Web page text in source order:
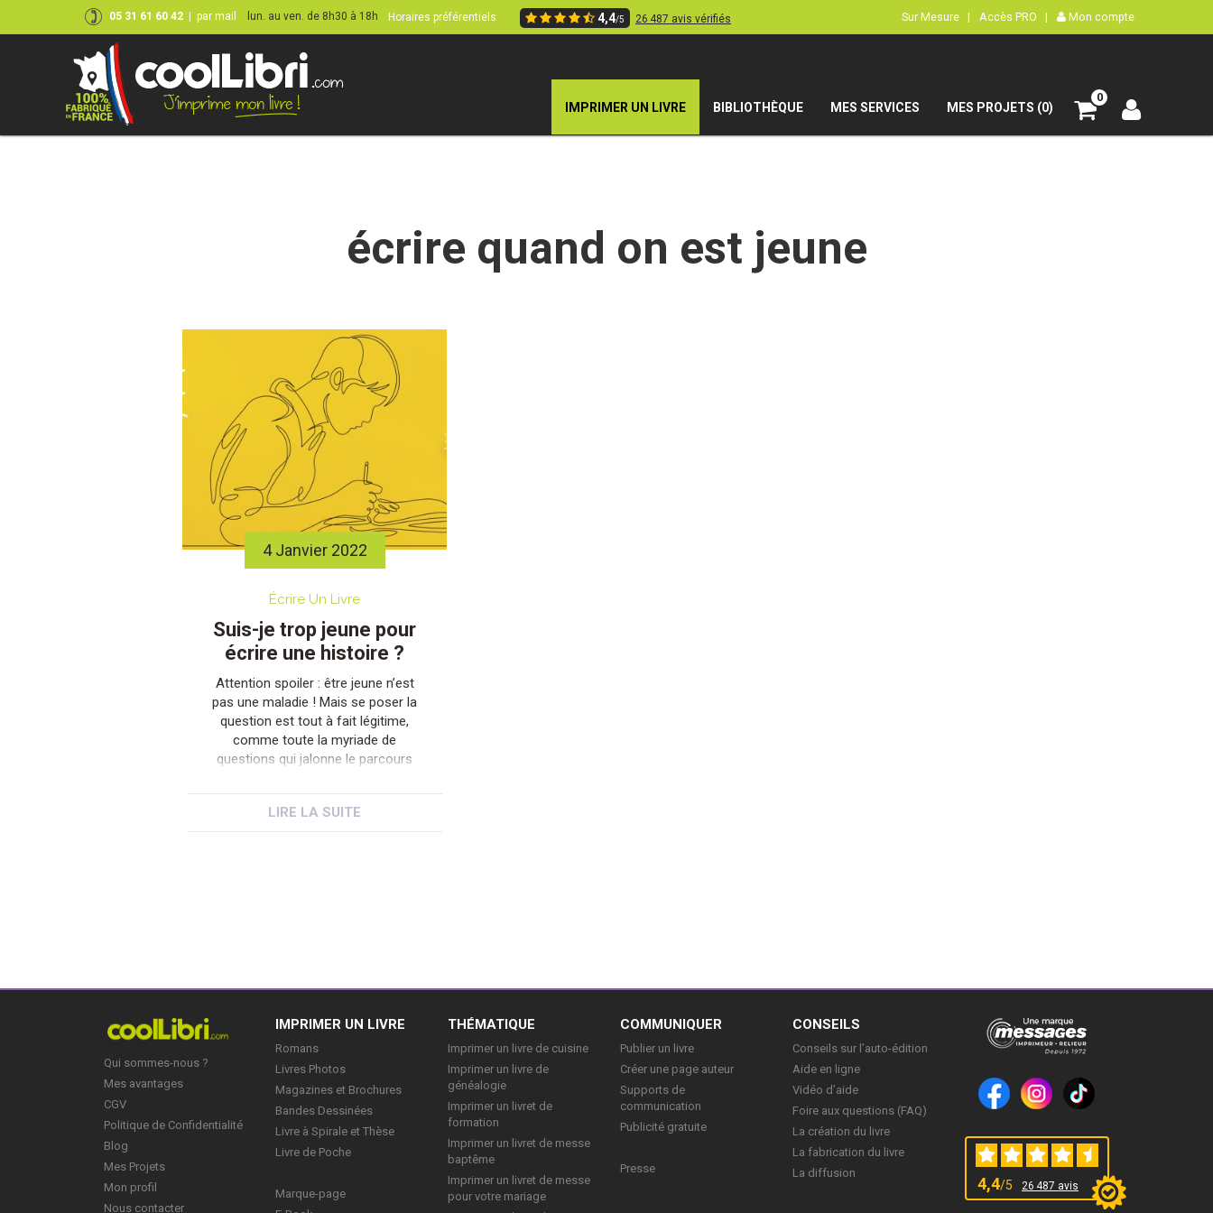
05 31 61 60 42 par mail lun. au ven. de 8h30 à 18h Horaires préférentiels 4,4/5 26 487 avis vérifiés Sur Mesure | Accès PRO | Mon compte
IMPRIMER UN LIVRE BIBLIOTHÈQUE MES SERVICES MES PROJETS (0)
0
écrire quand on est jeune
4 Janvier 2022
Écrire Un Livre
Suis-je trop jeune pour
écrire une histoire ?
Attention spoiler : être jeune n’est
pas une maladie ! Mais se poser la
question est tout à fait légitime,
comme toute la myriade de
questions qui jalonne le parcours
regarder, les « jeunes auteurs » ne
LIRE LA SUITE
Qui sommes-nous ?
Mes avantages
CGV
Politique de Confidentialité
Blog
Mes Projets
Mon profil
Nous contacter
IMPRIMER UN LIVRE
Romans
Livres Photos
Magazines et Brochures
Bandes Dessinées
Livre à Spirale et Thèse
Livre de Poche
Marque-page
THÉMATIQUE
Imprimer un livre de cuisine
Imprimer un livre de
généalogie
Imprimer un livret de
formation
Imprimer un livret de messe
baptême
Imprimer un livret de messe
pour votre mariage
COMMUNIQUER
Publier un livre
Créer une page auteur
Supports de
communication
Publicité gratuite
Presse
CONSEILS
Conseils sur l’auto-édition
Aide en ligne
Vidéo d’aide
Foire aux questions (FAQ)
La création du livre
La fabrication du livre
La diffusion
4,4/5 26 487 avis